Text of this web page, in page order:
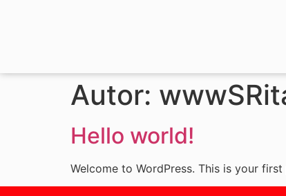
Autor:
Hello world!
Welcome to WordPress. This is your